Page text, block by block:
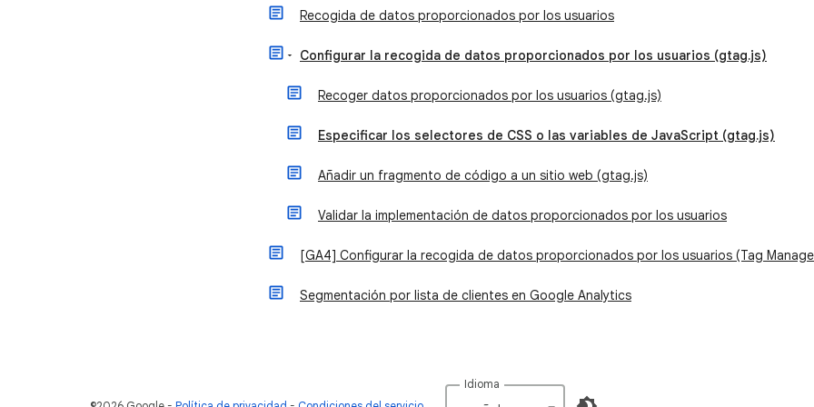
Recogida de datos proporcionados por los usuarios
Configurar la recogida de datos proporcionados por los usuarios (gtag.js)
Recoger datos proporcionados por los usuarios (gtag.js)
Especificar los selectores de CSS o las variables de JavaScript (gtag.js)
Añadir un fragmento de código a un sitio web (gtag.js)
Validar la implementación de datos proporcionados por los usuarios
[GA4] Configurar la recogida de datos proporcionados por los usuarios (Tag
Segmentación por lista de clientes en Google Analytics
Idioma